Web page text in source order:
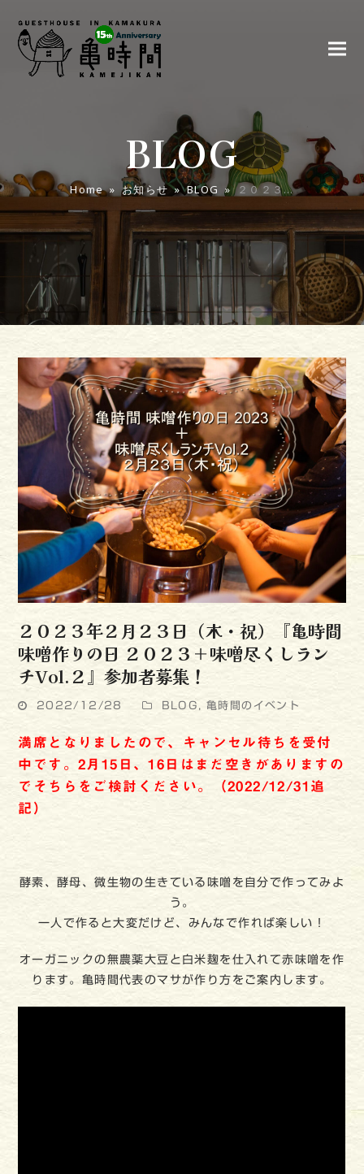
BLOG
Home» お知らせ»BLOG »２０２３…
２０２３年２月２３日（木・祝）『亀時間
味噌作りの日 ２０２３＋味噌尽くしラン
チVol.２』参加者募集！
2022/12/28 BLOG ,亀時間のイベント
満席となりましたので、キャンセル待ちを受付
中です。2月15日、16日はまだ空きがありますの
でそちらをご検討ください。（2022/12/31追
記）
酵素、酵母、微生物の生きている味噌を自分で作ってみよ
う。
一人で作ると大変だけど、みんなで作れば楽しい！
オーガニックの無農薬大豆と白米麹を仕入れて赤味噌を作
ります。亀時間代表のマサが作り方をご案内します。